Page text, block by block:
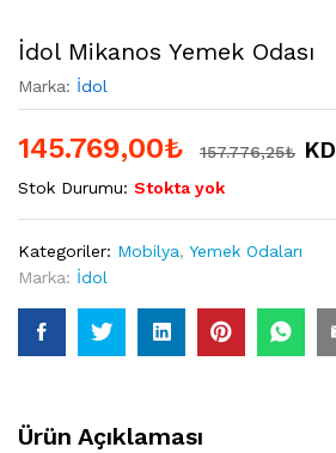
İdol Mikanos Yemek Odası
Marka: İdol
145.769,00₺ 157.776,25₺
Stok Durumu: Stokta yok
Kategoriler: Mobilya, Yemek Odaları
Marka: İdol
Ürün Açıklaması